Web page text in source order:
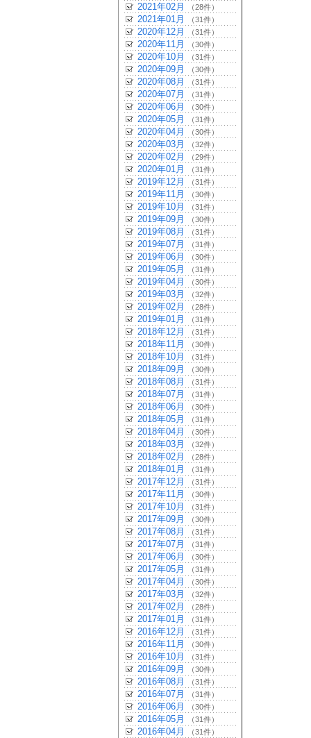
2021年02月 （28件）
2021年01月 （31件）
2020年12月 （31件）
2020年11月 （30件）
2020年10月 （31件）
2020年09月 （30件）
2020年08月 （31件）
2020年07月 （31件）
2020年06月 （30件）
2020年05月 （31件）
2020年04月 （30件）
2020年03月 （32件）
2020年02月 （29件）
2020年01月 （31件）
2019年12月 （31件）
2019年11月 （30件）
2019年10月 （31件）
2019年09月 （30件）
2019年08月 （31件）
2019年07月 （31件）
2019年06月 （30件）
2019年05月 （31件）
2019年04月 （30件）
2019年03月 （32件）
2019年02月 （28件）
2019年01月 （31件）
2018年12月 （31件）
2018年11月 （30件）
2018年10月 （31件）
2018年09月 （30件）
2018年08月 （31件）
2018年07月 （31件）
2018年06月 （30件）
2018年05月 （31件）
2018年04月 （30件）
2018年03月 （32件）
2018年02月 （28件）
2018年01月 （31件）
2017年12月 （31件）
2017年11月 （30件）
2017年10月 （31件）
2017年09月 （30件）
2017年08月 （31件）
2017年07月 （31件）
2017年06月 （30件）
2017年05月 （31件）
2017年04月 （30件）
2017年03月 （32件）
2017年02月 （28件）
2017年01月 （31件）
2016年12月 （31件）
2016年11月 （30件）
2016年10月 （31件）
2016年09月 （30件）
2016年08月 （31件）
2016年07月 （31件）
2016年06月 （30件）
2016年05月 （31件）
2016年04月 （31件）